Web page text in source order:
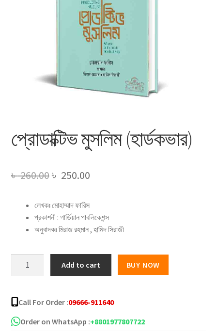
প্রোডাক্টিভ মুসলিম (হার্ডকভার)
৳260.00Original
was:
৳ 260.00.
৳ 250.00Current
is:
৳ 250.00.
লেখকঃ মোহাম্মাদ ফারিস
প্রকাশনী : গার্ডিয়ান পাবলিকেশন্স
অনুবাদকঃ মিরাজ রহমান , হামিদ সিরাজী
quantity
Add to cart BUY NOW
Call For Order :09666-911640
Order on WhatsApp :+8801977807722